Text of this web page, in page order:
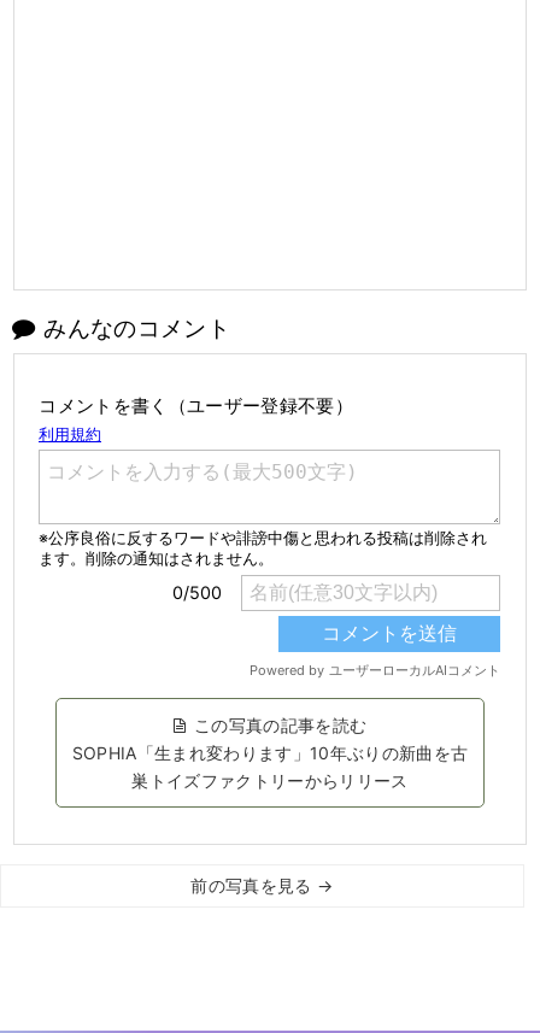
みんなのコメント
コメントを書く（ユーザー登録不要）
この写真の記事を読む
SOPHIA「生まれ変わります」10年ぶりの新曲を古
巣トイズファクトリーからリリース
前の写真を見る →